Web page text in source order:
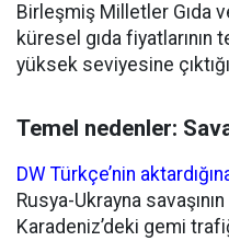
Birleşmiş Milletler Gıda
küresel gıda fiyatlarının
yüksek seviyesine
Temel nedenler:
DW Türkçe’nin
Rusya-Ukrayna
Karadeniz’deki gemi